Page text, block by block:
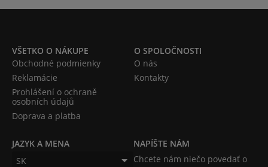
VŠETKO O NÁKUPE
Obchodné podmienky
Reklamácie
Prohlášení o ochraně
osobních údajů
Doprava a platba
O SPOLOČNOSTI
O nás
Kontakty
JAZYK A MENA
SK
NAPÍŠTE NÁM
Chcete nám niečo povedať o